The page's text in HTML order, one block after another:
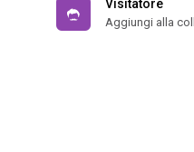
Visitatore
Aggiungi alla